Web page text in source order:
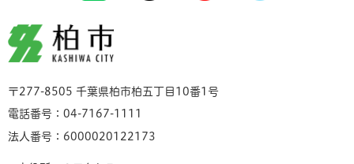
柏市
〒277-8505 千葉県柏市柏五丁目10番1号
電話番号：04-7167-1111
法人番号：6000020122173